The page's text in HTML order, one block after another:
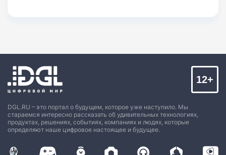
DGL.RU – это портал о будущем, которое уже наступило. Мы
стараемся интересно рассказать об удивительных технологиях,
продуктах, решениях, событиях, компаниях и людях, которые
определяют наше цифровое настоящее и будущее.
12+